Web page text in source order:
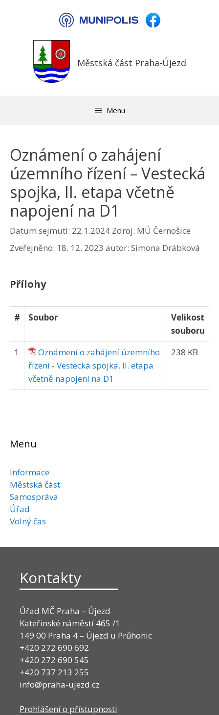
Městská část Praha-Újezd
Menu
Oznámení o zahájení
územního řízení – Vestecká
spojka, II. etapa včetně
napojení na D1
Datum sejmutí: 22.1.2024 Zdroj: MÚ Černošice
Zveřejněno: 18. 12. 2023 autor: Simona Drábková
Přílohy
# Soubor
Velikost
souboru
1
Oznámení o zahájení územního
řízení - Vestecká spojka, II. etapa
včetně napojení na D1
238 KB
Menu
Informace
Městská část
Samospráva
Úřad
Volný čas
Kontakty
Úřad MČ Praha – Újezd
Kateřinské náměstí 465 /1
149 00 Praha 4 – Újezd u Průhonic
+420 272 690 692
+420 272 690 545
+420 737 213 255
info@praha-ujezd.cz
Prohlášení o přístupnosti